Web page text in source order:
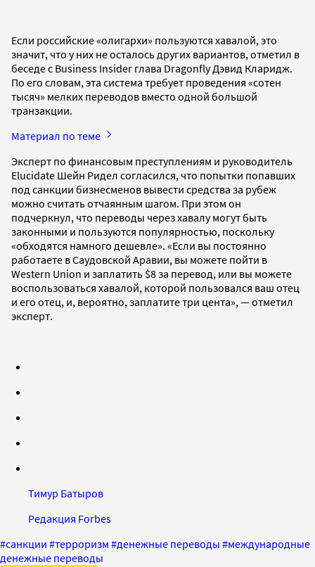
Если российские «олигархи» пользуются хавалой, это
значит, что у них не осталось других вариантов, отметил в
беседе с Business Insider глава Dragonfly Дэвид Кларидж.
По его словам, эта система требует проведения «сотен
тысяч» мелких переводов вместо одной большой
транзакции.
Материал по теме
Эксперт по финансовым преступлениям и руководитель
Elucidate Шейн Ридел согласился, что попытки попавших
под санкции бизнесменов вывести средства за рубеж
можно считать отчаянным шагом. При этом он
подчеркнул, что переводы через хавалу могут быть
законными и пользуются популярностью, поскольку
«обходятся намного дешевле». «Если вы постоянно
работаете в Саудовской Аравии, вы можете пойти в
Western Union и заплатить $8 за перевод, или вы можете
воспользоваться хавалой, которой пользовался ваш отец
и его отец, и, вероятно, заплатите три цента», — отметил
эксперт.
Тимур Батыров
Редакция Forbes
#санкции #терроризм #денежные переводы #международные
денежные переводы